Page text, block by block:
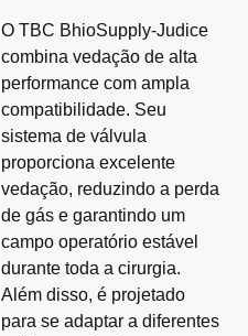
O TBC BhioSupply-Judice
combina vedação de alta
performance com ampla
compatibilidade. Seu
sistema de válvula
proporciona excelente
vedação, reduzindo a perda
de gás e garantindo um
campo operatório estável
durante toda a cirurgia.
Além disso, é projetado
para se adaptar a diferentes